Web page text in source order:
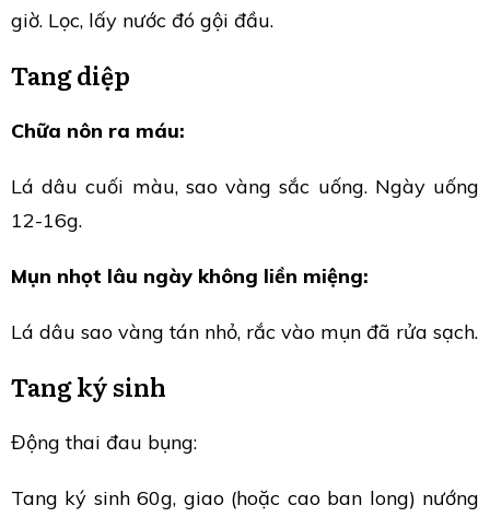
giờ. Lọc, lấy nước đó gội đầu.
Tang diệp
Chữa nôn ra máu:
Lá dâu cuối màu, sao vàng sắc uống. Ngày uống
12-16g.
Mụn nhọt lâu ngày không liền miệng:
Lá dâu sao vàng tán nhỏ, rắc vào mụn đã rửa sạch.
Tang ký sinh
Động thai đau bụng:
Tang ký sinh 60g, giao (hoặc cao ban long) nướng